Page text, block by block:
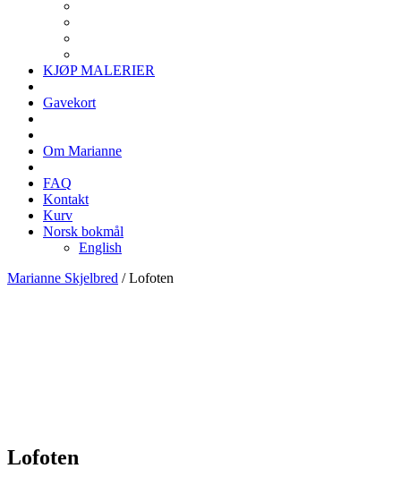
KJØP MALERIER
Gavekort
Om Marianne
FAQ
Kontakt
Kurv
Norsk bokmål
English
Marianne Skjelbred /Lofoten
Lofoten